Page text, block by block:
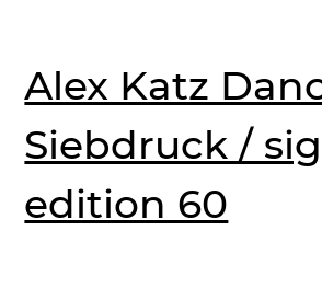
Alex Katz
Siebdruck /
edition 60